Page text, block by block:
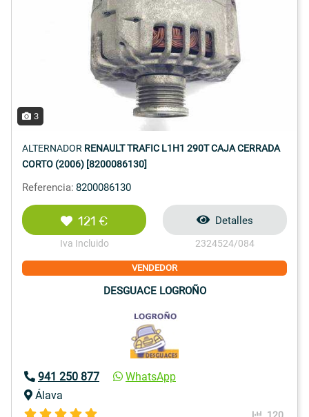
3
ALTERNADOR RENAULT TRAFIC L1H1 290T CAJA CERRADA
CORTO (2006) [8200086130]
Referencia: 8200086130
121 €
Iva Incluido
Detalles
2324524/084
VENDEDOR
DESGUACE LOGROÑO
941 250 877
WhatsApp
Álava